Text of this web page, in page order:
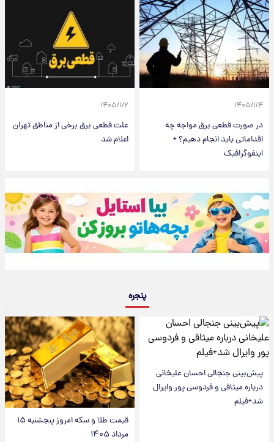
۱۴۰۵/۱/۴
در صورت قطعی برق مواجه چه
اقداماتی باید انجام دهیم؟ +
اینفوگرافیک
۱۴۰۵/۱/۲
علت قطعی برق برخی از مناطق تهران
اعلام شد
پنجره
پیش‌بینی جنجالی احسان علیخانی
درباره میثاقی و فردوسی پور وایرال
شد+فیلم
قیمت طلا و سکه امروز پنجشنبه ۱۵
مرداد ۱۴۰۵